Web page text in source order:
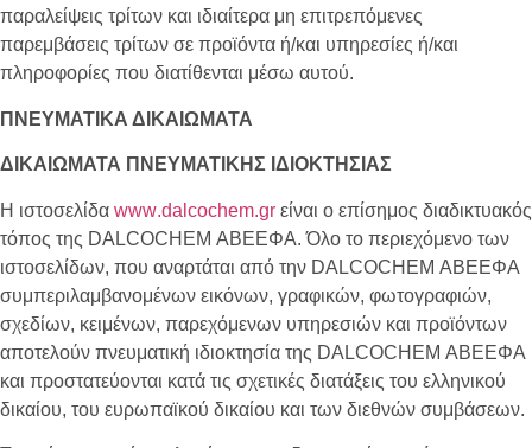
παραλείψεις τρίτων και ιδιαίτερα μη επιτρεπόμενες
παρεμβάσεις τρίτων σε προϊόντα ή/και υπηρεσίες ή/και
πληροφορίες που διατίθενται μέσω αυτού.
ΠΝΕΥΜΑΤΙΚΑ ΔΙΚΑΙΩΜΑΤΑ
ΔΙΚΑΙΩΜΑΤΑ ΠΝΕΥΜΑΤΙΚΗΣ ΙΔΙΟΚΤΗΣΙΑΣ
Η ιστοσελίδα www.dalcochem.gr είναι ο επίσημος διαδικτυακός
τόπος της DALCOCHEM ΑΒΕΕΦΑ. Όλο το περιεχόμενο των
ιστοσελίδων, που αναρτάται από την DALCOCHEM ΑΒΕΕΦΑ
συμπεριλαμβανομένων εικόνων, γραφικών, φωτογραφιών,
σχεδίων, κειμένων, παρεχόμενων υπηρεσιών και προϊόντων
αποτελούν πνευματική ιδιοκτησία της DALCOCHEM ΑΒΕΕΦΑ
και προστατεύονται κατά τις σχετικές διατάξεις του ελληνικού
δικαίου, του ευρωπαϊκού δικαίου και των διεθνών συμβάσεων.